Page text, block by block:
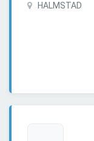
HALMSTAD